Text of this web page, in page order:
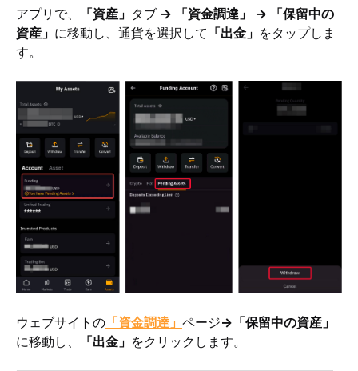
アプリで、 「資産」 タブ → 「資金調達」 → 「保留中の
資産」 に移動し、通貨を選択して 「出金」 をタップしま
す。
ウェブサイトの 「資金調達」 ページ→「保留中の資産」
に移動し、
「出金」 をクリックします。